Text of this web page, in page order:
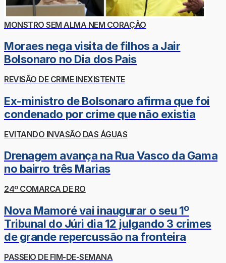
MONSTRO SEM ALMA NEM CORAÇÃO
Moraes nega visita de filhos a Jair
Bolsonaro no Dia dos Pais
REVISÃO DE CRIME INEXISTENTE
Ex-ministro de Bolsonaro afirma que foi
condenado por crime que não existia
EVITANDO INVASÃO DAS ÁGUAS
Drenagem avança na Rua Vasco da Gama
no bairro três Marias
24º COMARCA DE RO
Nova Mamoré vai inaugurar o seu 1º
Tribunal do Júri dia 12 julgando 3 crimes
de grande repercussão na fronteira
PASSEIO DE FIM-DE-SEMANA